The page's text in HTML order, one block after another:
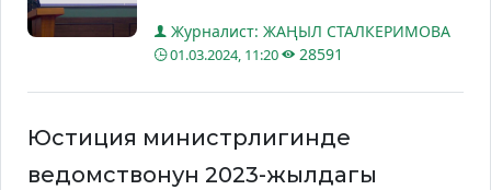
Журналист: ЖАҢЫЛ СТАЛКЕРИМОВА
01.03.2024, 11:20 28591
Юстиция министрлигинде
ведомствонун 2023-жылдагы